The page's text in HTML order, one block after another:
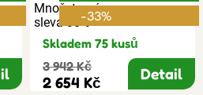
Množstevní
sleva 30%-33%
Skladem 75 kusů
3 942 Kč
2 654 Kč Detail